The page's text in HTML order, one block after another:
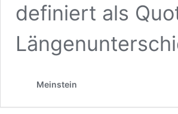
definiert als
Meinstein